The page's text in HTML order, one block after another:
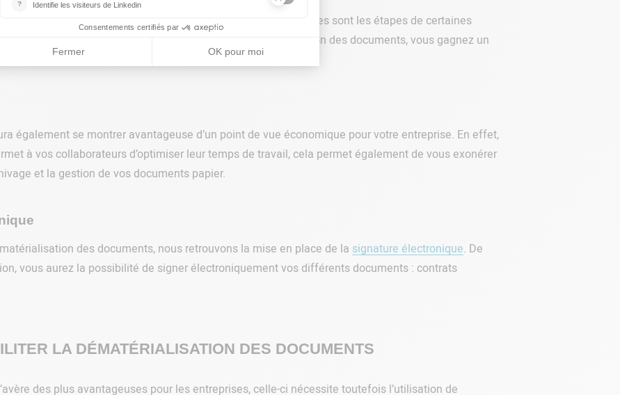
de multiples tâches. Impression, signature, scan… Nombreuses sont les étapes de certaines
à la signature électronique permise par la dématérialisation des documents, vous gagnez un
temps de travail et celui de vos collaborateurs.
également se montrer avantageuse d’un point de vue économique pour votre entreprise. En effet,
à vos collaborateurs d’optimiser leur temps de travail, cela permet également de vous exonérer
et la gestion de vos documents papier.
des documents, nous retrouvons la mise en place de la signature électronique. De
vous aurez la possibilité de signer électroniquement vos différents documents : contrats
LA DÉMATÉRIALISATION DES DOCUMENTS
des plus avantageuses pour les entreprises, celle-ci nécessite toutefois l’utilisation de